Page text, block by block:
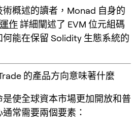
概述的讀者，Monad 自身的
作詳細闡述了 EVM 位元組碼
能在保留 Solidity 生態系統的
的產品方向意味著什麼
是使全球資本市場更加開放和普
常需要兩個要素：